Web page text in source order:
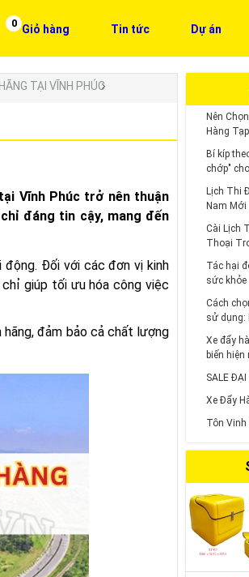
0 Giỏ hàng Tin tức Dự án
TẠI VĨNH PHÚC
Vĩnh Phúc trở nên thuận
đáng tin cậy, mang đến
động. Đối với các đơn vị kinh
giúp tối ưu hóa công việc
đảm bảo cả chất lượng
Nên
Hàng
Bí kíp
chớp"
Lịch Thi
Nam Mới
Cài Lịch
Thoại
Tác hại
sức khỏe
Cách
sử dụng:
Xe đẩy
biến hiện
SALE ĐẠI
Xe Đẩy
Tôn Vinh